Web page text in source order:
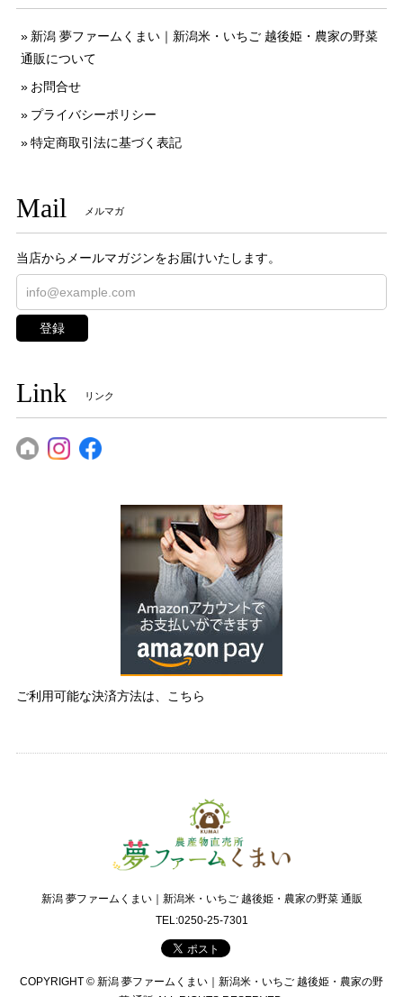
新潟 夢ファームくまい｜新潟米・いちご 越後姫・農家の野菜
通販について
お問合せ
プライバシーポリシー
特定商取引法に基づく表記
Mail メルマガ
当店からメールマガジンをお届けいたします。
登録
Link リンク
ご利用可能な決済方法は、こちら
新潟 夢ファームくまい｜新潟米・いちご 越後姫・農家の野菜 通販
TEL:0250-25-7301
COPYRIGHT © 新潟 夢ファームくまい｜新潟米・いちご 越後姫・農家の野